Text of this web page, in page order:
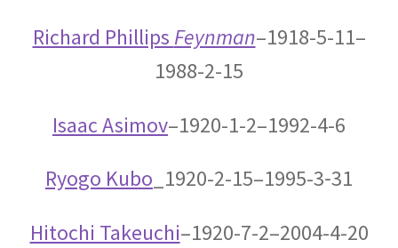
エルンスト・マッハ
【仮想の猫を使った思考実験で量子的に実在を
Richard Phillips Feynman–1918-5-11–
1988-2-15
Isaac Asimov–1920-1-2–1992-4-6
Ryogo Kubo _1920-2-15–1995-3‐31
Hitochi Takeuchi–1920-7-2–2004-4-20